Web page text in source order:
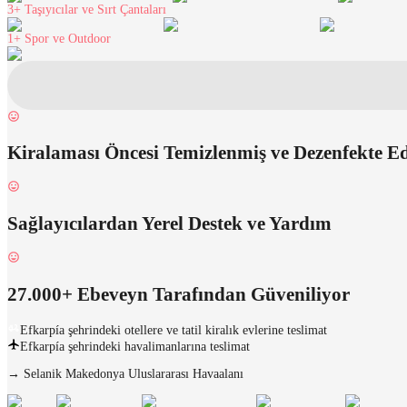
3+ Taşıyıcılar ve Sırt Çantaları
1+ Spor ve Outdoor
Kiralaması Öncesi Temizlenmiş ve Dezenfekte
Sağlayıcılardan Yerel Destek ve Yardım
27.000+ Ebeveyn Tarafından Güveniliyor
Efkarpía şehrindeki otellere ve tatil kiralık evlerine teslimat
Efkarpía şehrindeki havalimanlarına teslimat
→ Selanik Makedonya Uluslararası Havaalanı